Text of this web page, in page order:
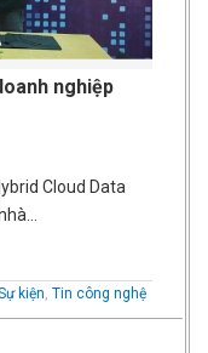
nghiệp
Cloud Data
kiện, Tin công nghệ